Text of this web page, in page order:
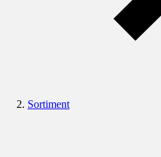
Sortiment